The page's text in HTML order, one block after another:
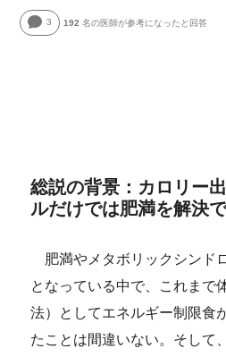
3 192 名の医師が参考になったと回答
総説の背景：カロリー
ルだけでは肥満を解決
肥満やメタボリックシンド
となっている中で、これまで
法）としてエネルギー制限食
たことは間違いない。そして